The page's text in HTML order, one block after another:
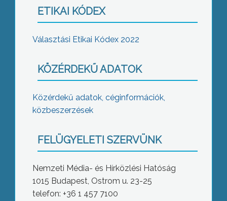
ETIKAI KÓDEX
Választási Etikai Kódex 2022
KÖZÉRDEKŰ ADATOK
Közérdekű adatok, céginformációk,
közbeszerzések
FELÜGYELETI SZERVÜNK
Nemzeti Média- és Hírközlési Hatóság
1015 Budapest, Ostrom u. 23-25
telefon: +36 1 457 7100